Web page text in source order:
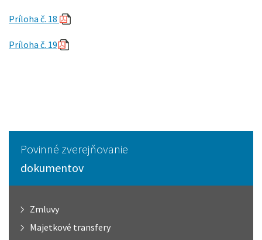
Príloha č. 18
Príloha č. 19
Povinné zverejňovanie
dokumentov
Zmluvy
Majetkové transfery